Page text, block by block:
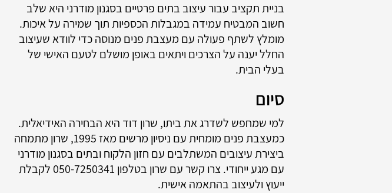
בניית תקציב עבור עיצוב בתים פרטיים בסגנון מודרני היא שלב
חשוב המבטיח עמידה במגבלות הכספיות תוך שמירה על איכות.
מומלץ לשתף פעולה עם מעצבת פנים מנוסה כדי לוודא שעיצוב
החלל יענה על הצרכים ויתאים באופן מושלם לטעם האישי של
בעלי הבית.
סיום
למי שמחפש לשדרג את ביתו, שרון דוד היא הבחירה האידיאלית.
כמעצבת פנים מומחית עם ניסיון מרשים מאז 1995, שרון מתמחה
ביצירת עיצובים המשתלבים עם חזון הלקוח ובתים בסגנון מודרני
עם מגע ייחודי. צרו קשר עם שרון בטלפון 050-7250341 לקבלת
ייעוץ ולעיצוב בהתאמה אישית.